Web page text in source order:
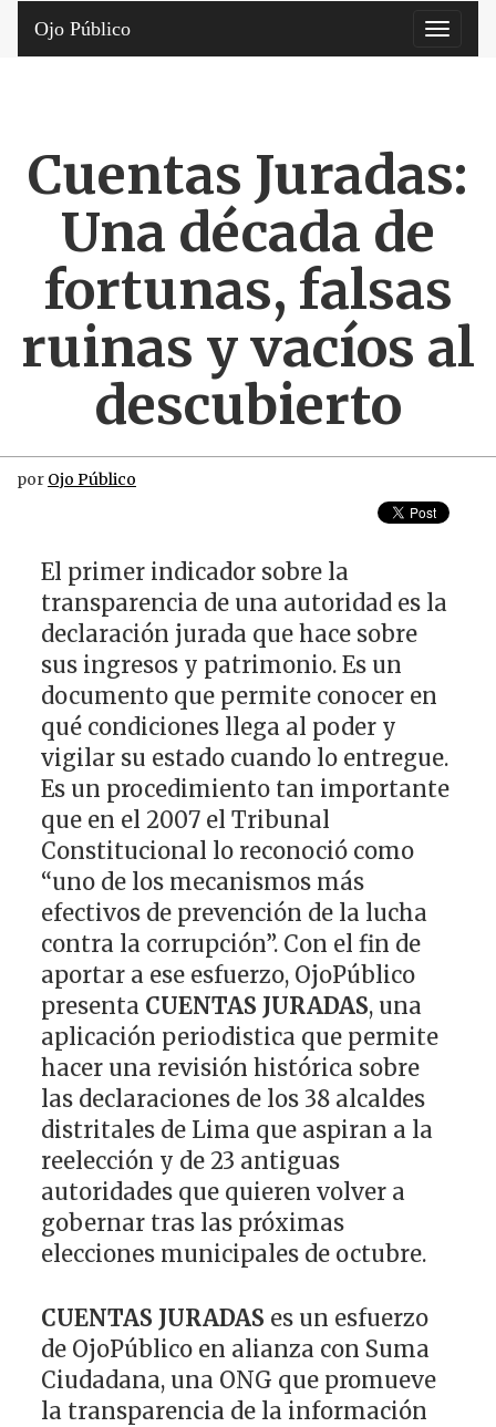
Toggle
Ojo Público
Cuentas Juradas:
Una década de
fortunas, falsas
ruinas y vacíos al
descubierto
por Ojo Público
El primer indicador sobre la
transparencia de una autoridad es la
declaración jurada que hace sobre
sus ingresos y patrimonio. Es un
documento que permite conocer en
qué condiciones llega al poder y
vigilar su estado cuando lo entregue.
Es un procedimiento tan importante
que en el 2007 el Tribunal
Constitucional lo reconoció como
“uno de los mecanismos más
efectivos de prevención de la lucha
contra la corrupción”. Con el fin de
aportar a ese esfuerzo, OjoPúblico
presenta CUENTAS JURADAS, una
aplicación periodistica que permite
hacer una revisión histórica sobre
las declaraciones de los 38 alcaldes
distritales de Lima que aspiran a la
reelección y de 23 antiguas
autoridades que quieren volver a
gobernar tras las próximas
elecciones municipales de octubre.
CUENTAS JURADAS es un esfuerzo
de OjoPúblico en alianza con Suma
Ciudadana, una ONG que promueve
la transparencia de la información